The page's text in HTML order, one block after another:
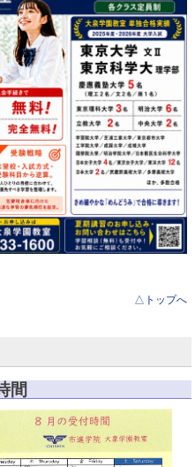
ッズコース
合科
コース
ース
△トップへ
間